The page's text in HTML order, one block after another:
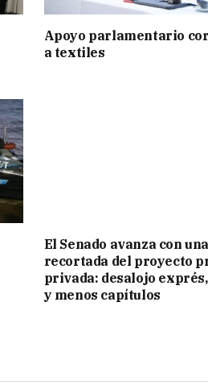
Apoyo parlamentario
a textiles
El Senado avanza con
recortada del proyecto
privada: desalojo
y menos capítulos